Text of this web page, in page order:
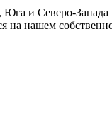
и Северо-
на нашем